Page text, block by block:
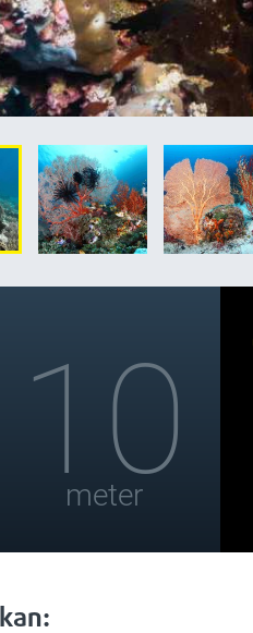
10
meter